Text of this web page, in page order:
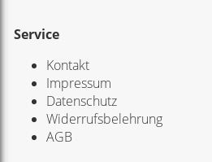
Service
Kontakt
Impressum
Datenschutz
Widerrufsbelehrung
AGB